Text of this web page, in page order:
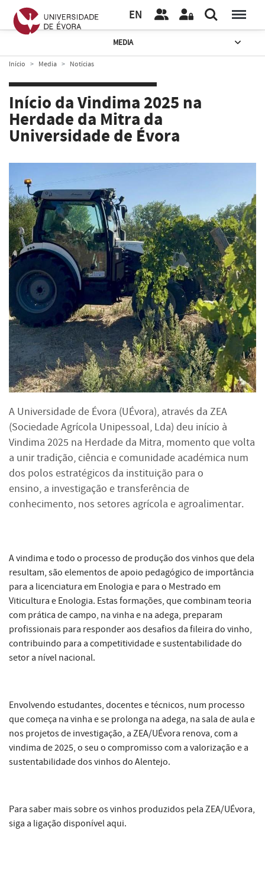
EN
MEDIA
Início Media Notícias
Início da Vindima 2025 na
Herdade da Mitra da
Universidade de Évora
A Universidade de Évora (UÉvora), através da ZEA
(Sociedade Agrícola Unipessoal, Lda) deu início à
Vindima 2025 na Herdade da Mitra, momento que volta
a unir tradição, ciência e comunidade académica num
dos polos estratégicos da instituição para o
ensino, a investigação e transferência de
conhecimento, nos setores agrícola e agroalimentar.
A vindima e todo o processo de produção dos vinhos que dela
resultam, são elementos de apoio pedagógico de importância
para a licenciatura em Enologia e para o Mestrado em
Viticultura e Enologia. Estas formações, que combinam teoria
com prática de campo, na vinha e na adega, preparam
profissionais para responder aos desafios da fileira do vinho,
contribuindo para a competitividade e sustentabilidade do
setor a nível nacional.
Envolvendo estudantes, docentes e técnicos, num processo
que começa na vinha e se prolonga na adega, na sala de aula e
nos projetos de investigação, a ZEA/UÉvora renova, com a
vindima de 2025, o seu o compromisso com a valorização e a
sustentabilidade dos vinhos do Alentejo.
Para saber mais sobre os vinhos produzidos pela ZEA/UÉvora,
siga a ligação disponível aqui.